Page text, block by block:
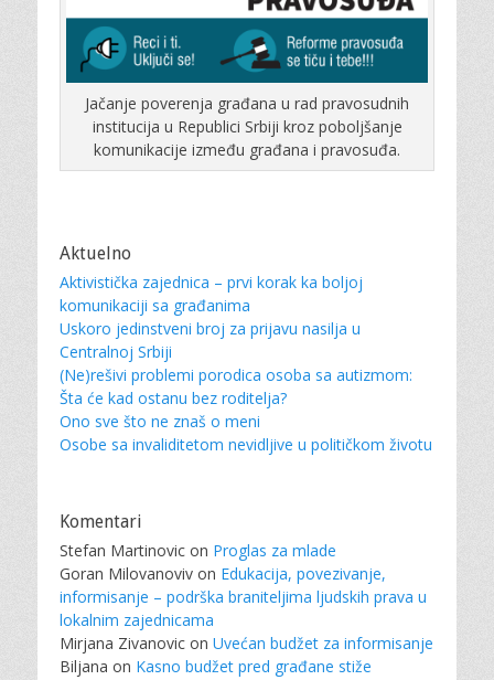
Jačanje poverenja građana u rad pravosudnih
institucija u Republici Srbiji kroz poboljšanje
komunikacije između građana i pravosuđa.
Aktuelno
Aktivistička zajednica – prvi korak ka boljoj
komunikaciji sa građanima
Uskoro jedinstveni broj za prijavu nasilja u
Centralnoj Srbiji
(Ne)rešivi problemi porodica osoba sa autizmom:
Šta će kad ostanu bez roditelja?
Ono sve što ne znaš o meni
Osobe sa invaliditetom nevidljive u političkom životu
Komentari
Stefan Martinovic on Proglas za mlade
Goran Milovanoviv on Edukacija, povezivanje,
informisanje – podrška braniteljima ljudskih prava u
lokalnim zajednicama
Mirjana Zivanovic on Uvećan budžet za informisanje
Biljana on Kasno budžet pred građane stiže